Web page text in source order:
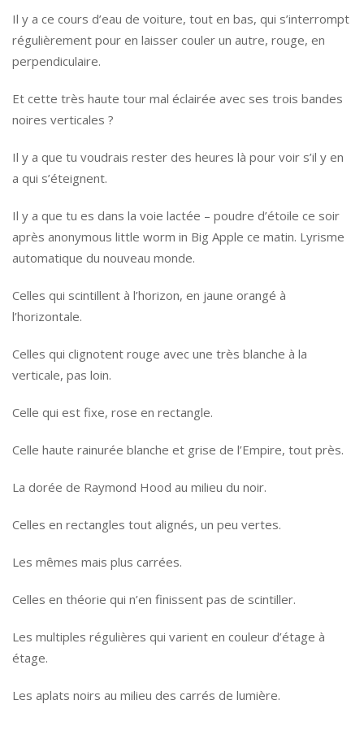
Il y a ce cours d’eau de voiture, tout en bas, qui s’interrompt
régulièrement pour en laisser couler un autre, rouge, en
perpendiculaire.
Et cette très haute tour mal éclairée avec ses trois bandes
noires verticales ?
Il y a que tu voudrais rester des heures là pour voir s’il y en
a qui s’éteignent.
Il y a que tu es dans la voie lactée – poudre d’étoile ce soir
après anonymous little worm in Big Apple ce matin. Lyrisme
automatique du nouveau monde.
Celles qui scintillent à l’horizon, en jaune orangé à
l’horizontale.
Celles qui clignotent rouge avec une très blanche à la
verticale, pas loin.
Celle qui est fixe, rose en rectangle.
Celle haute rainurée blanche et grise de l’Empire, tout près.
La dorée de Raymond Hood au milieu du noir.
Celles en rectangles tout alignés, un peu vertes.
Les mêmes mais plus carrées.
Celles en théorie qui n’en finissent pas de scintiller.
Les multiples régulières qui varient en couleur d’étage à
étage.
Les aplats noirs au milieu des carrés de lumière.